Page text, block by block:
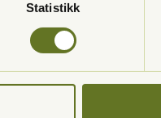
Statistikk
viktige?
problemer før de blir